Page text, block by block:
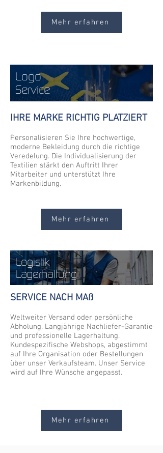
Mehr erfahren
Logo
Service
IHRE MARKE RICHTIG PLATZIERT
Personalisieren Sie Ihre hochwertige,
moderne Bekleidung durch die richtige
Veredelung. Die Individualisierung der
Textilien stärkt den Auftritt Ihrer
Mitarbeiter und unterstützt Ihre
Markenbildung.
Mehr erfahren
Logistik
Lagerhaltung
SERVICE NACH MAß
Weltweiter Versand oder persönliche
Abholung. Langjährige Nachliefer-Garantie
und professionelle Lagerhaltung.
Kundespezifische Webshops, abgestimmt
auf Ihre Organisation oder Bestellungen
über unser Verkaufsteam. Unser Service
wird auf Ihre Wünsche angepasst.
Mehr erfahren